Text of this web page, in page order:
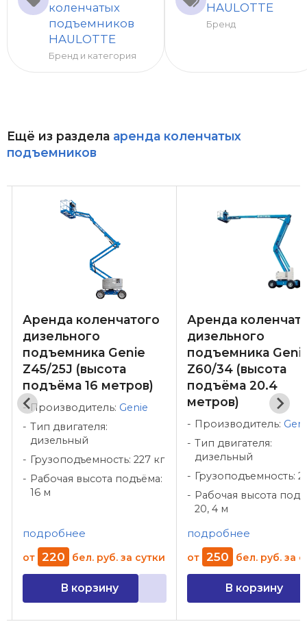
коленчатых
подъемников
HAULOTTE
Бренд и категория
HAULOTTE
Бренд
Ещё из раздела аренда коленчатых
подъемников
Аренда коленчатого
дизельного
подъемника Genie
Z45/25J (высота
подъёма 16 метров)
Производитель: Genie
Тип двигателя:
дизельный
Грузоподъемность: 227 кг
Рабочая высота подъёма:
16 м
подробнее
от 220 бел. руб. за сутки
В корзину
Аренда
дизельного
подъемника
Z60/34 (высота
подъёма 20.4
метров)
Производитель:
Тип двигателя:
дизельный
Грузоподъемность:
Рабочая высота
20, 4 м
подробнее
от 250 бел. руб. за
В корзину